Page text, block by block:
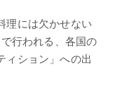
理には欠かせない
行われる、各国の
ィション」への出